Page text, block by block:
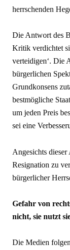
herrschenden
Die Antwort des
Kritik verdichtet
verteidigen‘. Die
bürgerlichen
Grundkonsens
bestmögliche
um jeden Preis
sei eine
Angesichts
Resignation zu
bürgerlicher
Gefahr von
nicht, sie nutzt
Die Medien